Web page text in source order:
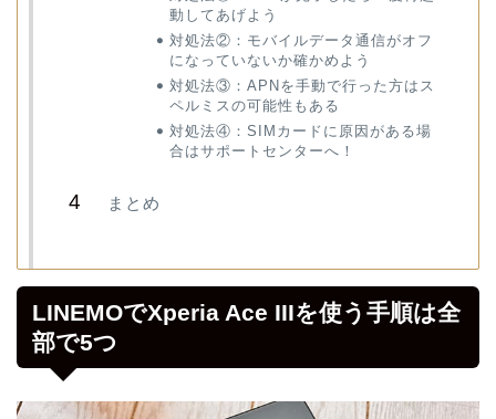
動してあげよう
対処法②：モバイルデータ通信がオフ
になっていないか確かめよう
対処法③：APNを手動で行った方はス
ペルミスの可能性もある
対処法④：SIMカードに原因がある場
合はサポートセンターへ！
まとめ
LINEMOでXperia Ace IIIを使う手順は全
部で5つ